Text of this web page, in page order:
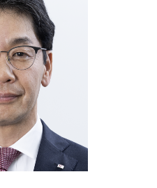
社（旧 アートテックス株
取締役就任